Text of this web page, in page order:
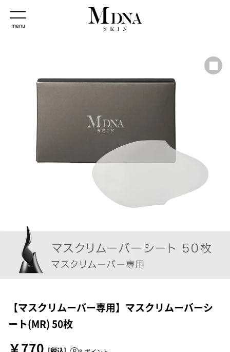
menu
「商品」トップ
ザ フィニシングクリーム
クロームクレイマスク
オールインワンクリーム
ザ リインベンションクリーム
ブランドコンセプト
マドンナからのメッセージ
プロダクトコンセプト
【マスクリムーバー専用】マスクリムーバーシ
ート(MR) 50枚
￥770